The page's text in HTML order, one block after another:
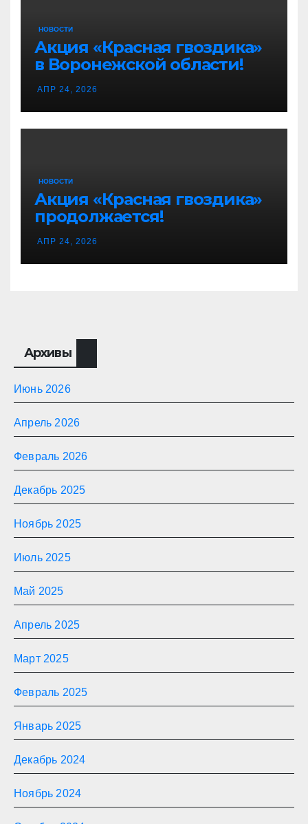
НОВОСТИ
Акция «Красная гвоздика»
в Воронежской области!
АПР 24, 2026
НОВОСТИ
Акция «Красная гвоздика»
продолжается!
АПР 24, 2026
Архивы
Июнь 2026
Апрель 2026
Февраль 2026
Декабрь 2025
Ноябрь 2025
Июль 2025
Май 2025
Апрель 2025
Март 2025
Февраль 2025
Январь 2025
Декабрь 2024
Ноябрь 2024